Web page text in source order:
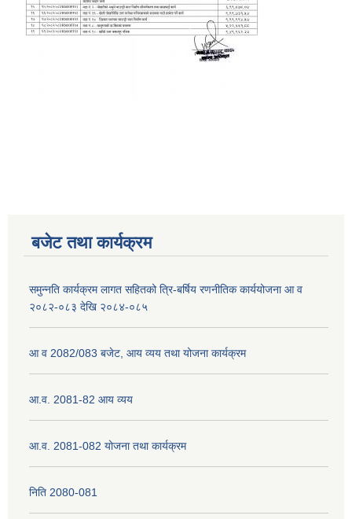
बजेट तथा कार्यक्रम
समुन्नति कार्यक्रम लागत सहितको त्रि-बर्षिय रणनीतिक कार्ययोजना आ व
२०८२-०८३ देखि २०८४-०८५
आ व 2082/083 बजेट, आय व्यय तथा योजना कार्यक्रम
आ.व. 2081-82 आय व्यय
आ.व. 2081-082 योजना तथा कार्यक्रम
निति 2080-081